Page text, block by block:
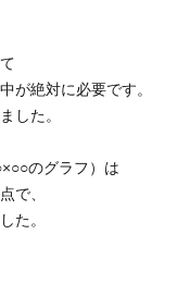
が絶対に必要です。
した。
のグラフ）は
で、
た。